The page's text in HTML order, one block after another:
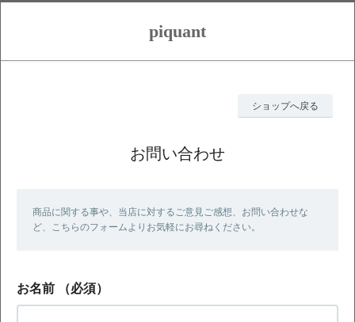
piquant
ショップへ戻る
お問い合わせ
商品に関する事や、当店に対するご意見ご感想、お問い合わせな
ど、こちらのフォームよりお気軽にお尋ねください。
お名前 （必須）